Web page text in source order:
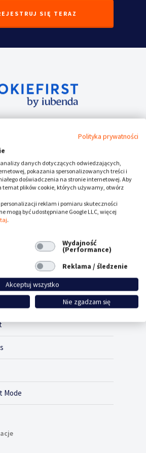
SIĘ TERAZ
Platform
Mode
Polityka prywatności
danych dotyczących odwiedzających,
pokazania spersonalizowanych treści i
doświadczenia na stronie internetowej. Aby
temat plików cookie, których używamy, otwórz
reklam i pomiaru skuteczności
mogą być udostępniane Google LLC, więcej
.
Wydajność
(Performance)
Reklama / śledzenie
Akceptuj wszystko
Nie zgadzam się